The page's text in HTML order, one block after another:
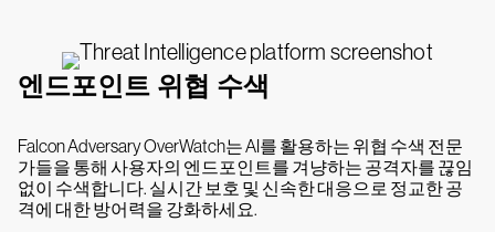
엔드포인트 위협 수색
Falcon Adversary OverWatch는 AI를 활용하는 위협 수색 전문
가들을 통해 사용자의 엔드포인트를 겨냥하는 공격자를 끊임
없이 수색합니다. 실시간 보호 및 신속한 대응으로 정교한 공
격에 대한 방어력을 강화하세요.